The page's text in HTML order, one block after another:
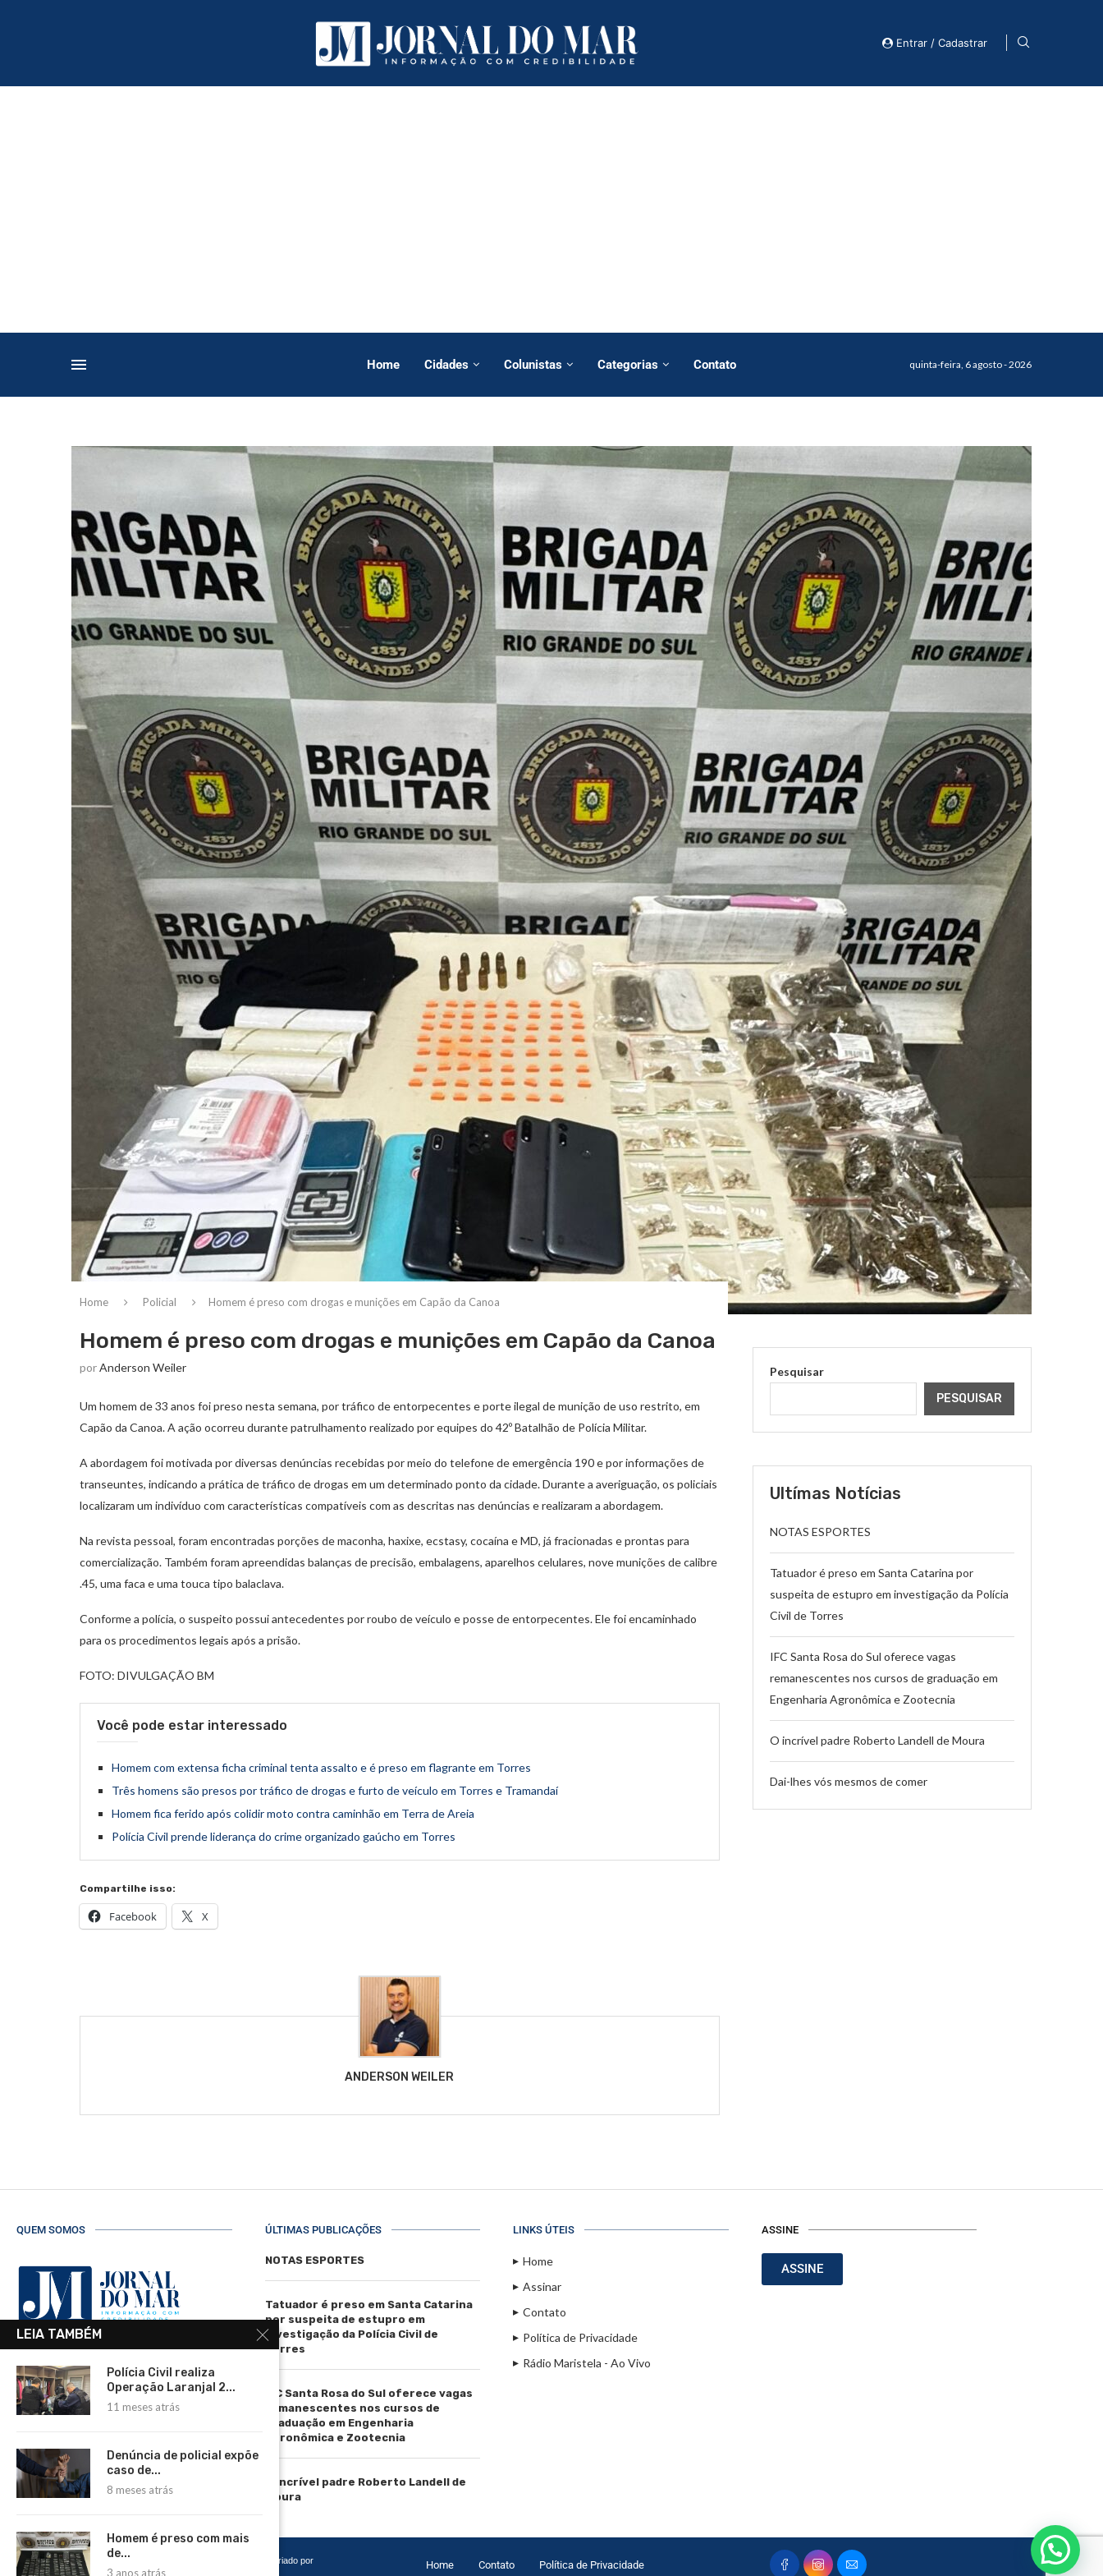
Entrar / Cadastrar
Home Cidades Colunistas Categorias Contato quinta-feira, 6 agosto - 2026
Home Policial Homem é preso com drogas e munições em Capão da Canoa
Homem é preso com drogas e munições em Capão da Canoa
porAnderson Weiler
Um homem de 33 anos foi preso nesta semana, por tráfico de entorpecentes e porte ilegal de munição de uso restrito, em
Capão da Canoa. A ação ocorreu durante patrulhamento realizado por equipes do 42º Batalhão de Polícia Militar.
A abordagem foi motivada por diversas denúncias recebidas por meio do telefone de emergência 190 e por informações de
transeuntes, indicando a prática de tráfico de drogas em um determinado ponto da cidade. Durante a averiguação, os policiais
localizaram um indivíduo com características compatíveis com as descritas nas denúncias e realizaram a abordagem.
Na revista pessoal, foram encontradas porções de maconha, haxixe, ecstasy, cocaína e MD, já fracionadas e prontas para
comercialização. Também foram apreendidas balanças de precisão, embalagens, aparelhos celulares, nove munições de calibre
.45, uma faca e uma touca tipo balaclava.
Conforme a polícia, o suspeito possui antecedentes por roubo de veículo e posse de entorpecentes. Ele foi encaminhado
para os procedimentos legais após a prisão.
FOTO: DIVULGAÇÃO BM
Você pode estar interessado
Homem com extensa ficha criminal tenta assalto e é preso em flagrante em Torres
Três homens são presos por tráfico de drogas e furto de veículo em Torres e Tramandaí
Homem fica ferido após colidir moto contra caminhão em Terra de Areia
Polícia Civil prende liderança do crime organizado gaúcho em Torres
Compartilhe isso:
Facebook X
ANDERSON WEILER
Pesquisar
PESQUISAR
Ultímas Notícias
NOTAS ESPORTES
Tatuador é preso em Santa Catarina por
suspeita de estupro em investigação da Polícia
Civil de Torres
IFC Santa Rosa do Sul oferece vagas
remanescentes nos cursos de graduação em
Engenharia Agronômica e Zootecnia
O incrível padre Roberto Landell de Moura
Dai-lhes vós mesmos de comer
QUEM SOMOS
Centro, Torres - RS, 95560-000
Telefone: (51) 3664-4188
Email:
imprensa@jornaldomar.combr
ÚLTIMAS PUBLICAÇÕES
NOTAS ESPORTES
Tatuador é preso em Santa Catarina
por suspeita de estupro em
investigação da Polícia Civil de
Torres
IFC Santa Rosa do Sul oferece vagas
remanescentes nos cursos de
graduação em Engenharia
Agronômica e Zootecnia
O incrível padre Roberto Landell de
Moura
LINKS ÚTEIS
Home
Assinar
Contato
Política de Privacidade
Rádio Maristela - Ao Vivo
ASSINE
ASSINE
Copyright 2026 – Todos os Direitos Reservados. Desenvolvido e criado por
Cadô Agência de Marketing
Home Contato Política de Privacidade
LEIA TAMBÉM
Polícia Civil realiza
Operação Laranjal 2...
11 meses atrás
Denúncia de policial expõe
caso de...
8 meses atrás
Homem é preso com mais
de...
3 anos atrás